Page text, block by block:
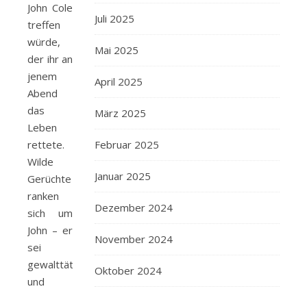
John Cole
treffen
würde,
der ihr an
jenem
Abend
das
Leben
rettete.
Wilde
Gerüchte
ranken
sich um
John – er
sei
gewalttätig
und
Juli 2025
Mai 2025
April 2025
März 2025
Februar 2025
Januar 2025
Dezember 2024
November 2024
Oktober 2024